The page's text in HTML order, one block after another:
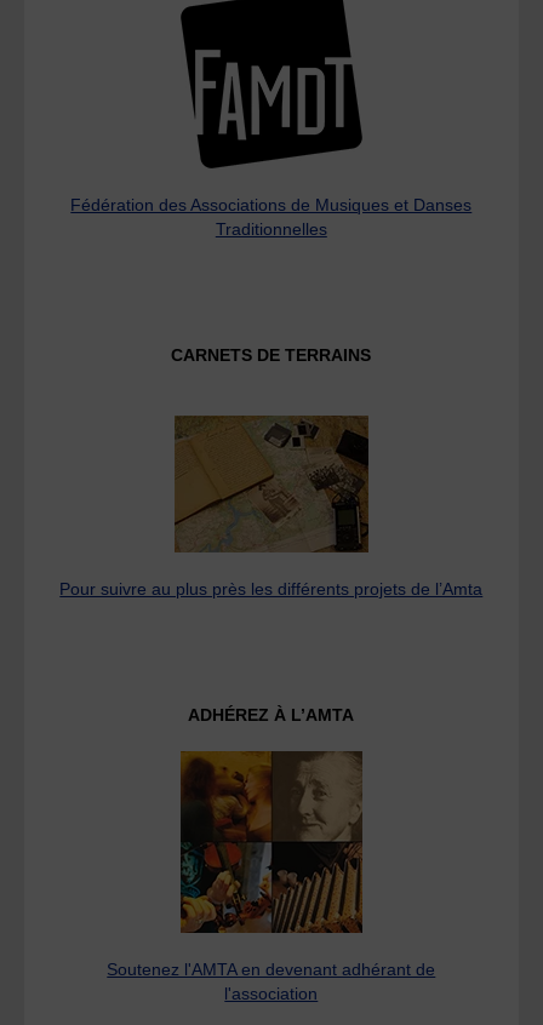
Fédération des Associations de Musiques et Danses
Traditionnelles
CARNETS DE TERRAINS
Pour suivre au plus près les différents projets de l’Amta
ADHÉREZ À L’AMTA
Soutenez l'AMTA en devenant adhérant de
l'association